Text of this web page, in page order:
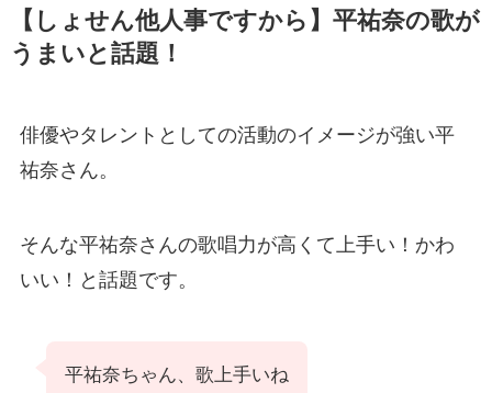
【しょせん他人事ですから】平祐奈の歌が
うまいと話題！
俳優やタレントとしての活動のイメージが強い平
祐奈さん。
そんな平祐奈さんの歌唱力が高くて上手い！かわ
いい！と話題です。
平祐奈ちゃん、歌上手いね